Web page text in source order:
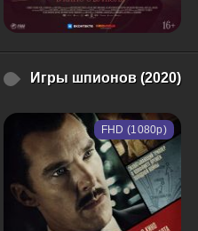
Игры шпионов (2020)
FHD (1080p)